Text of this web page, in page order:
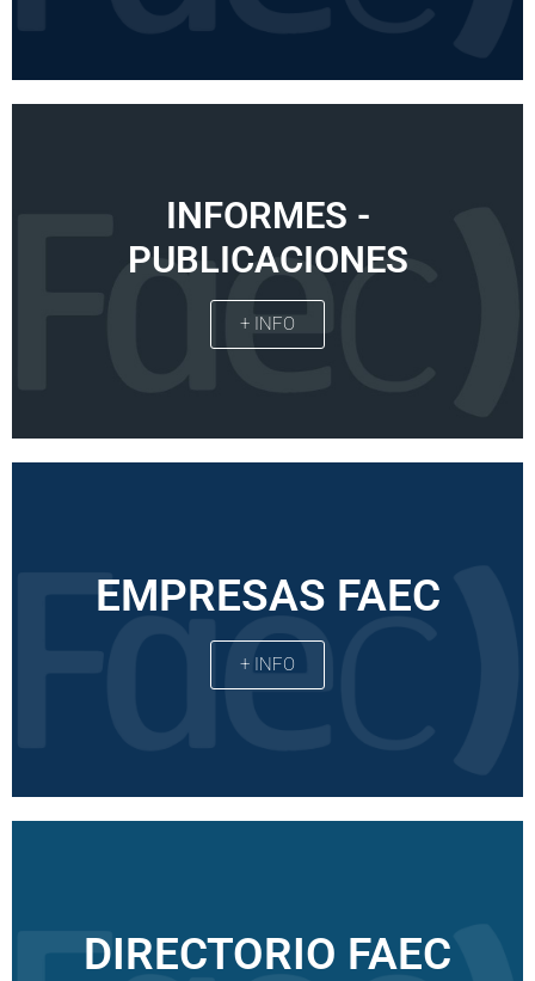
INFORMES -
PUBLICACIONES
+ INFO
EMPRESAS FAEC
+ INFO
DIRECTORIO FAEC